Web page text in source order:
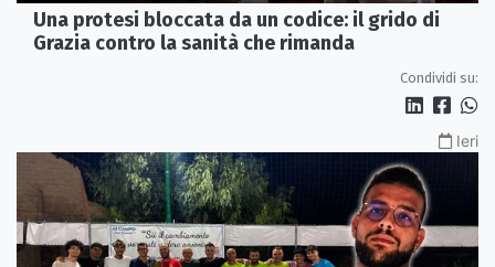
Una protesi bloccata da un codice: il grido di
Grazia contro la sanità che rimanda
Condividi su:
Ieri